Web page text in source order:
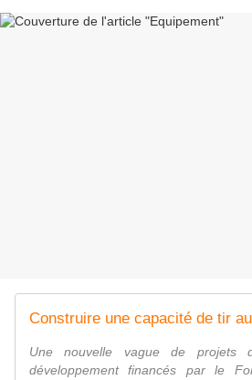
Une nouvelle vague de projets
développement financés par le